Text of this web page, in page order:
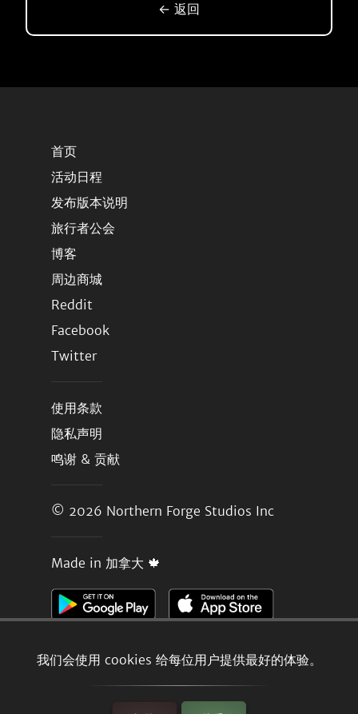
我们会使用 cookies 给每位用户提供最好的体验。
← 返回
首页
活动日程
发布版本说明
旅行者公会
博客
周边商城
Reddit
Facebook
Twitter
使用条款
隐私声明
鸣谢 & 贡献
© 2026 Northern Forge Studios Inc
Made in 加拿大 🍁